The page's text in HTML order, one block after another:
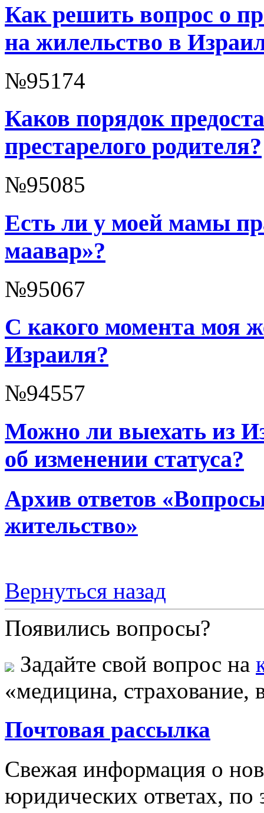
Как решить вопрос о
на жилельство в
№95174
Каков порядок
престарелого родителя?
№95085
Есть ли у моей мамы
маавар»?
№95067
С какого момента моя
Израиля?
№94557
Можно ли выехать из
об изменении статуса?
Архив ответов
жительство»
Вернуться назад
Появились вопросы?
Задайте свой вопрос на
«медицина, страхование,
Почтовая рассылка
Свежая информация о
юридических ответах, по